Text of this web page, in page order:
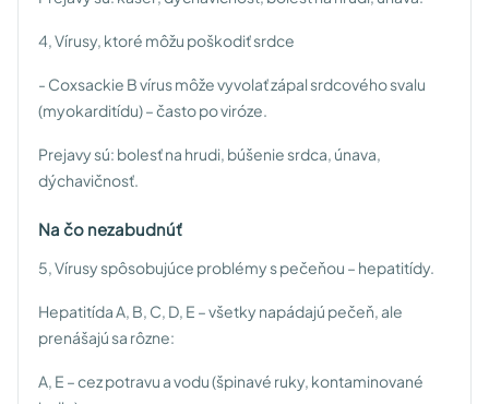
4, Vírusy, ktoré môžu poškodiť srdce
- Coxsackie B vírus môže vyvolať zápal srdcového svalu
(myokarditídu) – často po viróze.
Prejavy sú: bolesť na hrudi, búšenie srdca, únava,
dýchavičnosť.
Na čo nezabudnúť
5, Vírusy spôsobujúce problémy s pečeňou – hepatitídy.
Hepatitída A, B, C, D, E – všetky napádajú pečeň, ale
prenášajú sa rôzne:
A, E – cez potravu a vodu (špinavé ruky, kontaminované